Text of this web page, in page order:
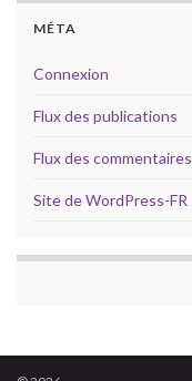
MÉTA
Connexion
Flux des publications
Flux des commentaires
Site de WordPress-FR